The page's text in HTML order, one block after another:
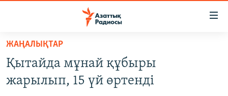
Skip
main
content
САЯСАТ
AZATTYQTV
ЖАҢАЛЫҚТАР
Қытайда мұнай құбыры
жарылып, 15 үй өртенді